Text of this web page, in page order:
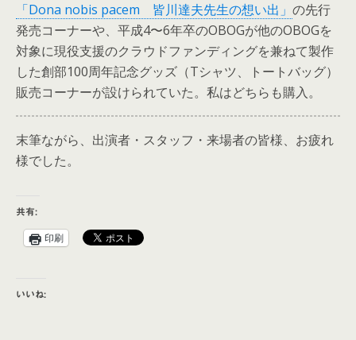
「Dona nobis pacem 皆川達夫先生の想い出」 の先行
発売コーナーや、平成4〜6年卒のOBOGが他のOBOGを
対象に現役支援のクラウドファンディングを兼ねて製作
した創部100周年記念グッズ（Tシャツ、トートバッグ）
販売コーナーが設けられていた。私はどちらも購入。
末筆ながら、出演者・スタッフ・来場者の皆様、お疲れ
様でした。
共有:
印刷
いいね: